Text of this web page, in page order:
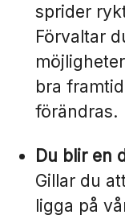
sprider
Förvaltar
bra
förändras.
Du blir en
Gillar du
ligga på